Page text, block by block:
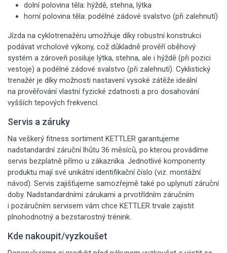
dolní polovina těla: hýždě, stehna, lýtka
horní polovina těla: podélné zádové svalstvo (při zalehnutí)
Jízda na cyklotrenažéru umožňuje díky robustní konstrukci
podávat vrcholové výkony, což důkladně prověří oběhový
systém a zároveň posiluje lýtka, stehna, ale i hýždě (při pozici
vestoje) a podélné zádové svalstvo (při zalehnutí). Cyklistický
trenažér je díky možnosti nastavení vysoké zátěže ideální
na prověřování vlastní fyzické zdatnosti a pro dosahování
vyšších tepových frekvencí.
Servis a záruky
Na veškerý fitness sortiment KETTLER garantujeme
nadstandardní záruční lhůtu 36 měsíců, po kterou provádíme
servis bezplatně přímo u zákazníka. Jednotlivé komponenty
produktu mají své unikátní identifikační číslo (viz. montážní
návod). Servis zajišťujeme samozřejmě také po uplynutí záruční
doby. Nadstandardními zárukami a prvotřídním záručním
i pozáručním servisem vám chce KETTLER trvale zajistit
plnohodnotný a bezstarostný trénink.
Kde nakoupit/vyzkoušet